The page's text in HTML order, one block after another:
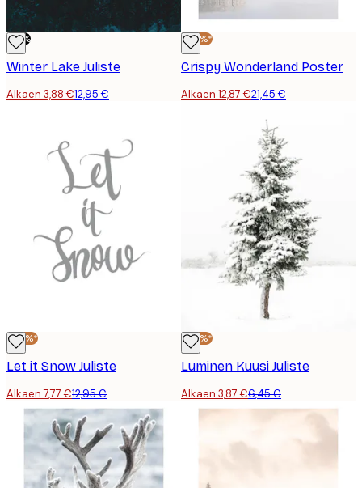
-70%
Winter Lake Juliste
Alkaen 3,88 €12,95 €
-40%*
Crispy Wonderland Poster
Alkaen 12,87 €21,45 €
-40%*
Let it Snow Juliste
Alkaen 7,77 €12,95 €
-40%*
Luminen Kuusi Juliste
Alkaen 3,87 €6,45 €